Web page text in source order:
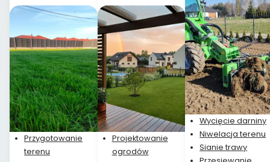
Przygotowanie
terenu
Projektowanie
ogrodów
Wycięcie darniny
Niwelacja terenu
Sianie trawy